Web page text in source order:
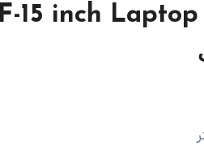
15 inch Laptop